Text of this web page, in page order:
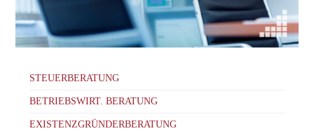
STEUERBERATUNG
BETRIEBSWIRT. BERATUNG
EXISTENZGRÜNDERBERATUNG